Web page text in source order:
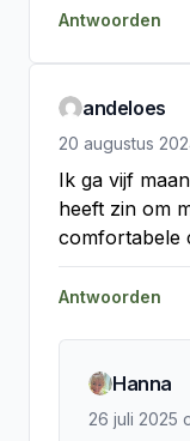
Antwoorden
andeloes
20 augustus
Ik ga vijf
heeft zin om
comfortabele
Antwoorden
Hanna
26 juli 2025